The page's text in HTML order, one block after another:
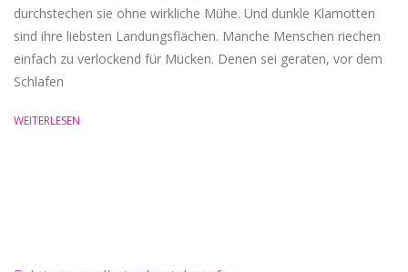
durchstechen sie ohne wirkliche Mühe. Und dunkle Klamotten
sind ihre liebsten Landungsflächen. Manche Menschen riechen
einfach zu verlockend für Mücken. Denen sei geraten, vor dem
Schlafen
WEITERLESEN